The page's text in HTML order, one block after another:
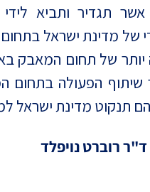
סין
תגדיר ותביא לידי
של מדינת ישראל
יותר של תחום המאבק
שיתוף הפעולה בתחום
תנקוט מדינת ישראל
רוברט נויפלד